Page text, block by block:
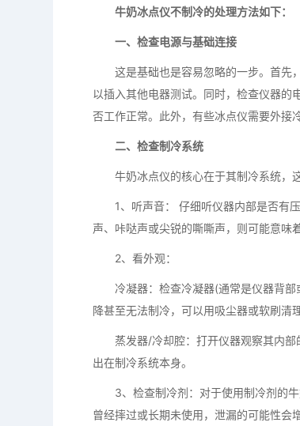
牛奶冰点仪不制冷的处理方法如下：
一、检查电源与基础连接
这是基础也是容易忽略的一步。首先，
以插入其他电器测试。同时，检查仪器
否工作正常。此外，有些冰点仪需要外接
二、检查制冷系统
牛奶冰点仪的核心在于其制冷系统，这
1、听声音： 仔细听仪器内部是否有压
声、咔哒声或尖锐的嘶嘶声，则可能意味
2、看外观：
冷凝器：检查冷凝器(通常是仪器背部
降甚至无法制冷，可以用吸尘器或软刷清理
蒸发器/冷却腔：打开仪器观察其内部
出在制冷系统本身。
3、检查制冷剂：对于使用制冷剂的牛
曾经摔过或长期未使用，泄漏的可能性会